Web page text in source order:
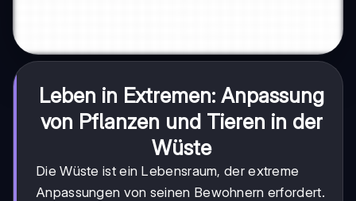
Leben in Extremen: Anpassung
von Pflanzen und Tieren in der
Wüste
Die Wüste ist ein Lebensraum, der extreme
Anpassungen von seinen Bewohnern erfordert.